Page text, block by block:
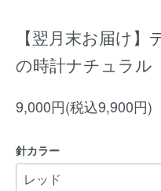
【翌月末お届け
の時計ナチュラル
9,000円(税込9,900円)
針カラー